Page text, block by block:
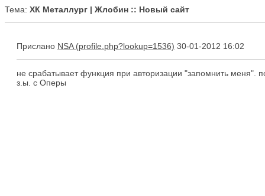
Тема: ХК Металлург | Жлобин :: Новый сайт
Прислано NSA 30-01-2012 16:02
не срабатывает функция при авторизации "запомнить меня".
з.ы. с Оперы